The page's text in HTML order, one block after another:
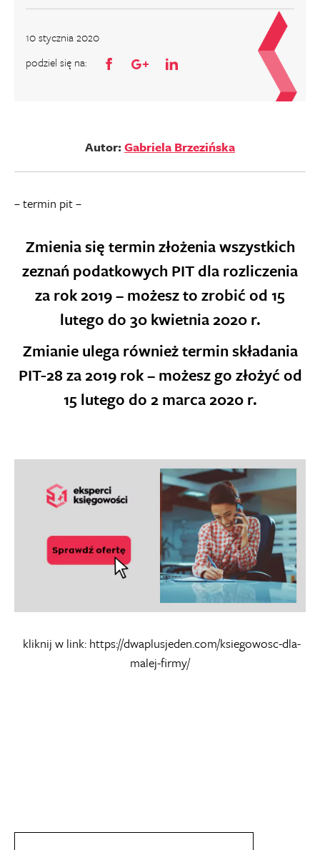
10 stycznia 2020
podziel się na:
Autor:Gabriela Brzezińska
– termin pit –
Zmienia się termin złożenia wszystkich
zeznań podatkowych PIT dla rozliczenia
za rok 2019 – możesz to zrobić od 15
lutego do 30 kwietnia 2020 r.
Zmianie ulega również termin składania
PIT-28 za 2019 rok – możesz go złożyć od
15 lutego do 2 marca 2020 r.
kliknij w link: https://dwaplusjeden.com/ksiegowosc-dla-
malej-firmy/